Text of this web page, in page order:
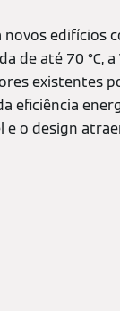
edifícios
de até 70 °C,
existentes
eficiência
e o design